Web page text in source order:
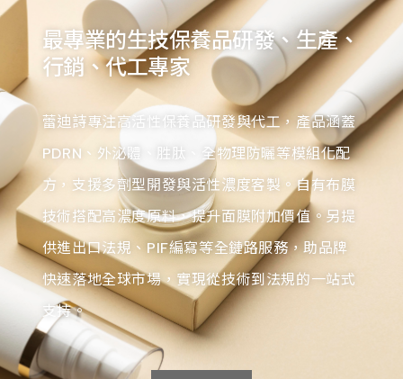
最專業的生技保養品研發、生產、
行銷、代工專家
蕾迪詩專注高活性保養品研發與代工，產品涵蓋
PDRN、外泌體、胜肽、全物理防曬等模組化配
方，支援多劑型開發與活性濃度客製。自有布膜
技術搭配高濃度原料，提升面膜附加價值。另提
供進出口法規、PIF編寫等全鏈路服務，助品牌
快速落地全球市場，實現從技術到法規的一站式
支持。